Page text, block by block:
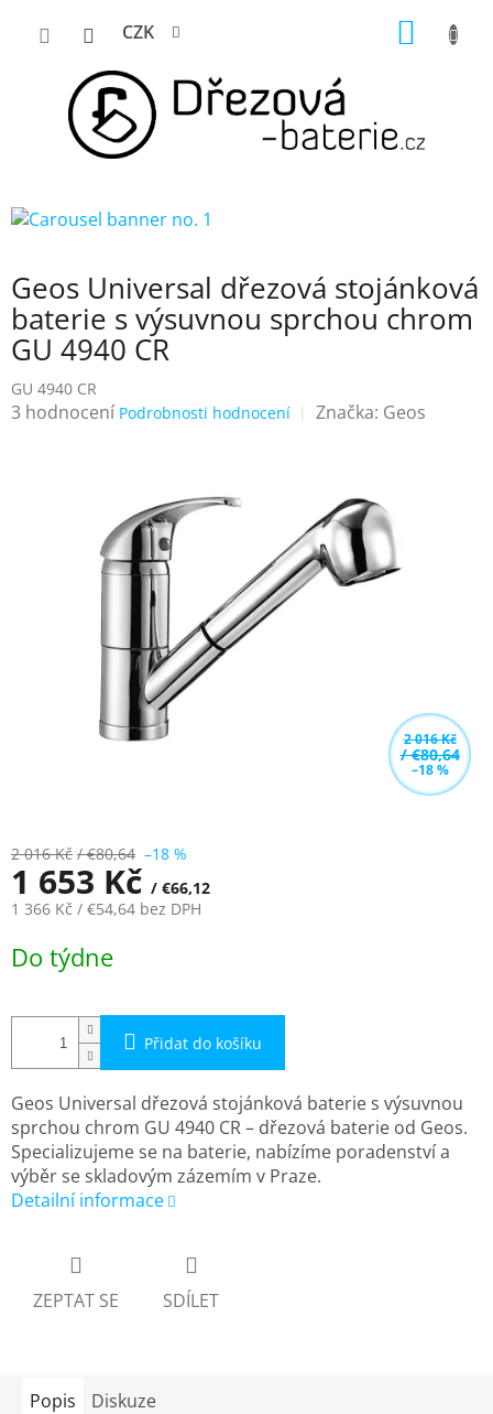
CZK
Geos Universal dřezová stojánková
baterie s výsuvnou sprchou chrom
GU 4940 CR
GU 4940 CR
Průměrné
3 hodnocení Podrobnosti hodnocení Značka: Geos
2 016 Kč
/ €80,64
–18 %
2 016 Kč / €80,64 –18 %
1 653 Kč / €66,12
1 366 Kč / €54,64 bez DPH
cena:
Do týdne
Přidat do košíku
Geos Universal dřezová stojánková baterie s výsuvnou
sprchou chrom GU 4940 CR – dřezová baterie od Geos.
Specializujeme se na baterie, nabízíme poradenství a
výběr se skladovým zázemím v Praze.
Detailní informace
ZEPTAT SE SDÍLET
Popis Diskuze